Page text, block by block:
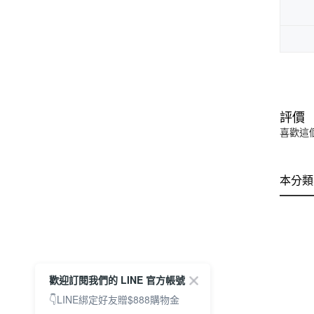
評價
喜歡這
本分
歡迎訂閱我們的 LINE 官方帳號
👇LINE綁定好友贈$888購物金